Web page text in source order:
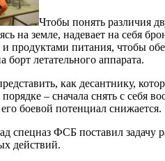
Чтобы понять различия
на земле, надевает на себя
продуктами питания, чтобы
летательного аппарата.
как десантнику,
– сначала снять с
боевой потенциал снижается.
спецназ ФСБ поставил
действий.